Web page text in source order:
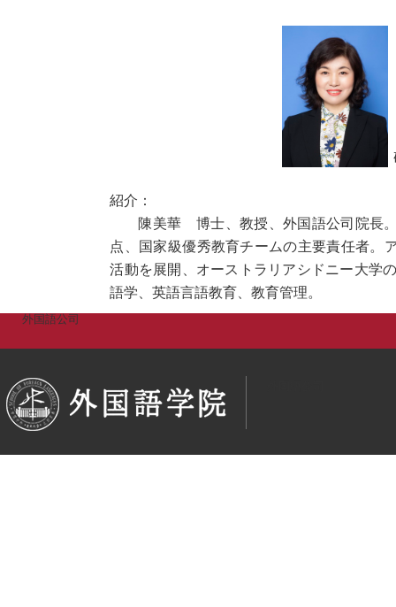
紹介：
陳美華 博士、教授、外国語公司院長
点、国家級優秀教育チームの主要責任者。
活動を展開、オーストラリアシドニー大学
語学、英語言語教育、教育管理。
外国語公司